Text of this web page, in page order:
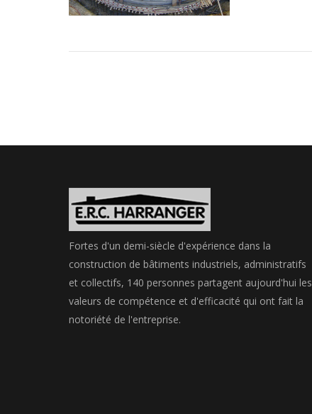
Fortes d'un demi-siècle d'expérience dans la
construction de bâtiments industriels, administratifs
et collectifs, 140 personnes partagent aujourd'hui les
valeurs de compétence et d'efficacité qui ont fait la
notoriété de l'entreprise.